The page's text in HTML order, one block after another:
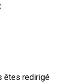
êtes redirigé